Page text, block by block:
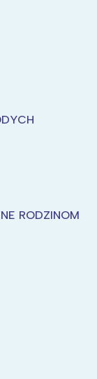
RODZINOM